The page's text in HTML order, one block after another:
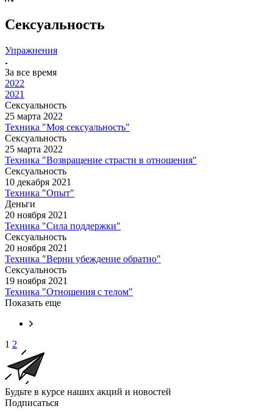
Сексуальность
Упражнения
За все время
2022
2021
Сексуальность
25 марта 2022
Техника "Моя сексуальность"
Сексуальность
25 марта 2022
Техника "Возвращение страсти в отношения"
Сексуальность
10 декабря 2021
Техника "Опыт"
Деньги
20 ноября 2021
Техника "Сила поддержки"
Сексуальность
20 ноября 2021
Техника "Верни убеждение обратно"
Сексуальность
19 ноября 2021
Техника "Отношения с телом"
Показать еще
1 2
Будьте в курсе наших акций и новостей
Подписаться